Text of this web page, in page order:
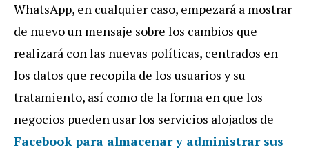
WhatsApp, en cualquier caso, empezará a mostrar
de nuevo un mensaje sobre los cambios que
realizará con las nuevas políticas, centrados en
los datos que recopila de los usuarios y su
tratamiento, así como de la forma en que los
negocios pueden usar los servicios alojados de
Facebook para almacenar y administrar sus